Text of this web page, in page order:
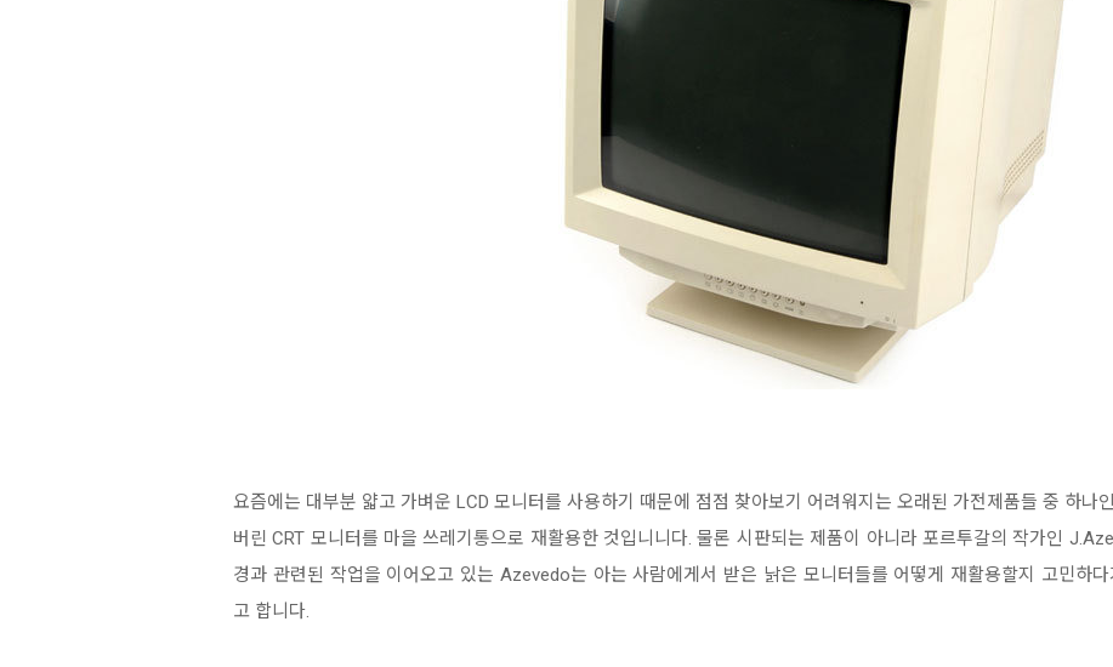
요즘에는 대부분 얇고 가벼운 LCD 모니터를 사용하기 때문에 점점 찾아보기 어려워지는 오래된 가전제품들 중 하나
버린 CRT 모니터를 마을 쓰레기통으로 재활용한 것입니니다. 물론 시판되는 제품이 아니라 포르투갈의 작가인
경과 관련된 작업을 이어오고 있는 Azevedo는 아는 사람에게서 받은 낡은 모니터들를 어떻게 재활용할지 고민하
고 합니다.